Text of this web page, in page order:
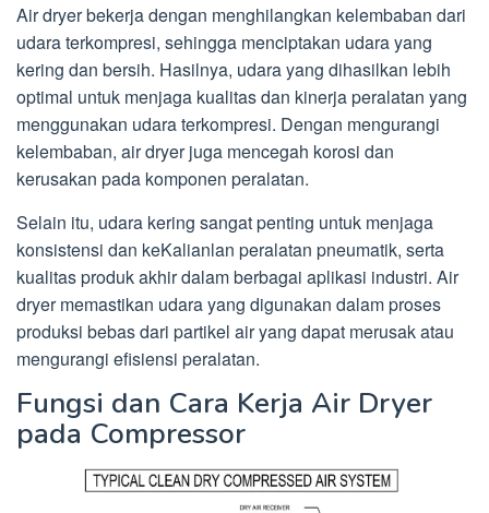
Air dryer bekerja dengan menghilangkan kelembaban dari
udara terkompresi, sehingga menciptakan udara yang
kering dan bersih. Hasilnya, udara yang dihasilkan lebih
optimal untuk menjaga kualitas dan kinerja peralatan yang
menggunakan udara terkompresi. Dengan mengurangi
kelembaban, air dryer juga mencegah korosi dan
kerusakan pada komponen peralatan.
Selain itu, udara kering sangat penting untuk menjaga
konsistensi dan keKalianlan peralatan pneumatik, serta
kualitas produk akhir dalam berbagai aplikasi industri. Air
dryer memastikan udara yang digunakan dalam proses
produksi bebas dari partikel air yang dapat merusak atau
mengurangi efisiensi peralatan.
Fungsi dan Cara Kerja Air Dryer
pada Compressor